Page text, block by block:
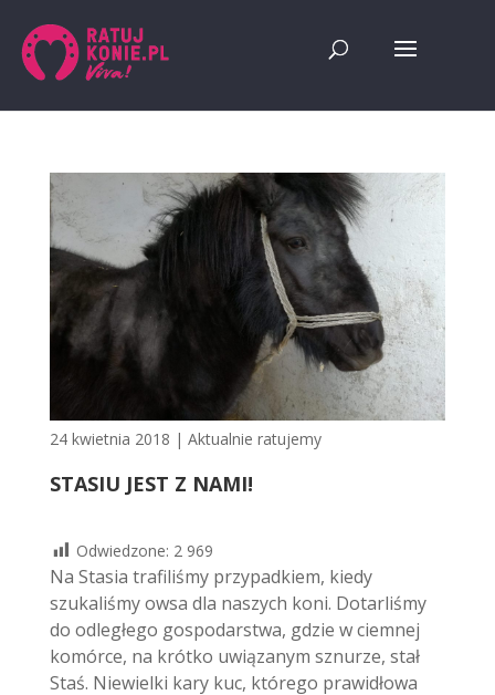
24 kwietnia 2018 | Aktualnie ratujemy
STASIU JEST Z NAMI!
Odwiedzone: 2 969
Na Stasia trafiliśmy przypadkiem, kiedy
szukaliśmy owsa dla naszych koni. Dotarliśmy
do odległego gospodarstwa, gdzie w ciemnej
komórce, na krótko uwiązanym sznurze, stał
Staś. Niewielki kary kuc, którego prawidłowa